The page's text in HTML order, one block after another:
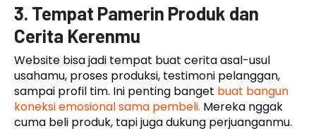
3. Tempat Pamerin Produk dan
Cerita Kerenmu
Website bisa jadi tempat buat cerita asal-usul
usahamu, proses produksi, testimoni pelanggan,
sampai profil tim. Ini penting banget buat bangun
koneksi emosional sama pembeli. Mereka nggak
cuma beli produk, tapi juga dukung perjuanganmu.